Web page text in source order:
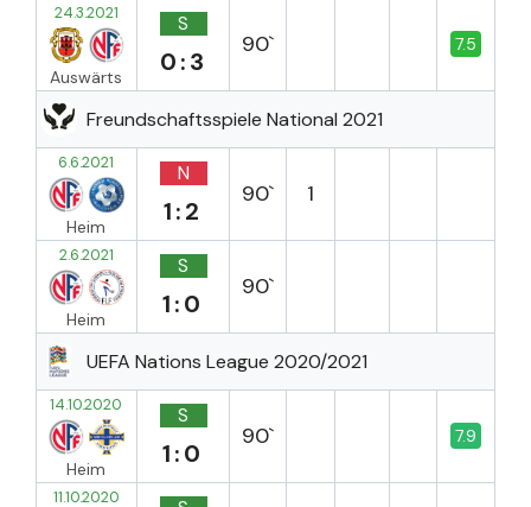
24.3.2021
Auswärts
S
0:3
90` 7.5
Freundschaftsspiele National 2021
6.6.2021
Heim
N
1:2
90` 1
2.6.2021
Heim
S
1:0
90`
UEFA Nations League 2020/2021
14.10.2020
Heim
S
1:0
90` 7.9
11.10.2020